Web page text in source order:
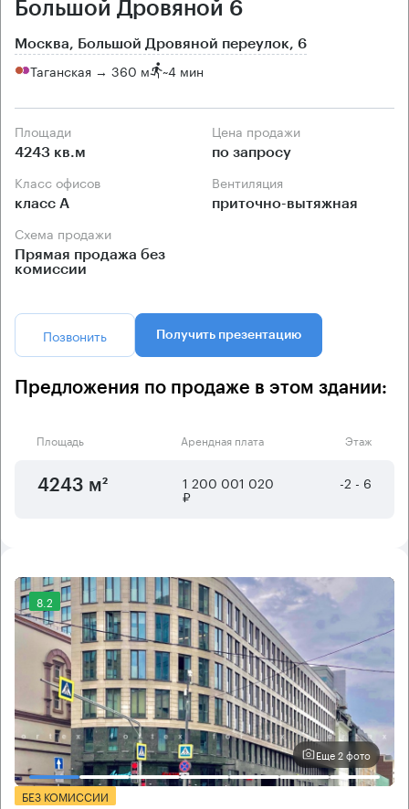
Большой Дровяной 6
Москва, Большой Дровяной переулок, 6
Таганская → 360 м ~4 мин
Площади
4243 кв.м
Цена продажи
по запросу
Класс офисов
класс А
Вентиляция
приточно-вытяжная
Схема продажи
Прямая продажа без
комиссии
Позвонить Получить презентацию
Предложения по продаже в этом здании:
Площадь Арендная плата Этаж
4243 м² 1 200 001 020
₽
-2 - 6
8.2
Еще 2 фото
БЕЗ КОМИССИИ